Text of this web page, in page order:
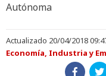
Autónoma
Actualizado 20/04/2018
Economía, Industria y